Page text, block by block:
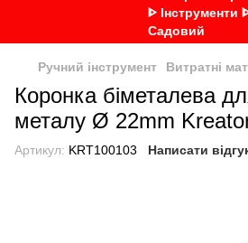
Ручний інструмент Витратні
Коронка біметалева
металу Ø 22mm
Артикул: KRT100103 Написати